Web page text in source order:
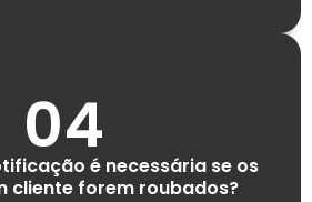
04é necessária se os
cliente forem roubados?